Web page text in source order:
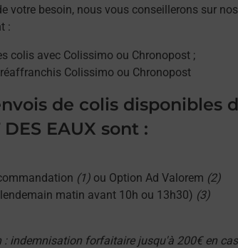
votre besoin, nous vous conseillerons sur
:
colis avec Colissimo ou Chronopost ;
Colissimo ou Chronopost
de colis disponibles
EAUX sont :
(1) ou Option Ad Valorem (2)
matin avant 10h ou 13h30) (3)
: indemnisation forfaitaire jusqu'à 200€ en